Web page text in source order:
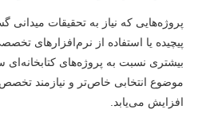
که نیاز به تحقیقات میدانی
یا استفاده از نرم‌افزارهای تخصصی
نسبت به پروژه‌های کتابخانه‌ای
انتخابی خاص‌تر و نیازمند تخصص
می‌یابد.